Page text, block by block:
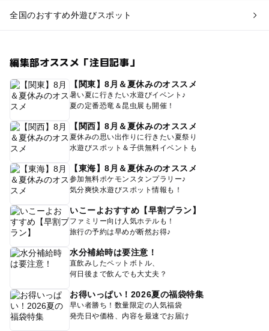
全国のおすすめ外遊びスポット
編集部オススメ「注目記事」
【関東】8月＆夏休みのオススメ
暑い夏に行きたい水遊びイベント♪
夏の定番恐竜＆昆虫展も開催！
【関西】8月＆夏休みのオススメ
夏休みの思い出作りに行きたい夏祭り
水遊びスポット＆子供無料イベントも
【東海】8月＆夏休みのオススメ
参加無料ポケモンスタンプラリー♪
気分爽快水遊びスポット情報も！
いこーよおすすめ【早割プラン】
ファミリー向け人気ホテルも！
旅行の予約は早めが断然お得♪
水分補給時は要注意！
直飲みしたペットボトル、
何日後まで飲んでも大丈夫？
お得いっぱい！2026夏の福袋特集
早い者勝ち！数量限定の人気福袋
発売日や価格、内容を最速でお届け